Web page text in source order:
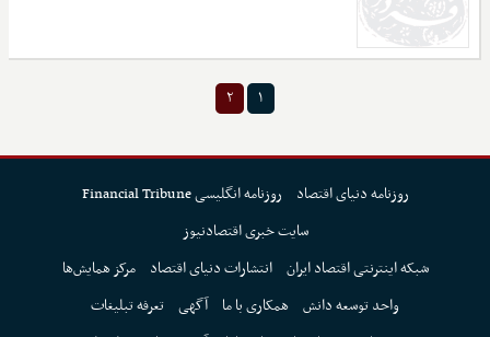
۱ ۲
روزنامه دنیای اقتصاد
روزنامه انگلیسی Financial Tribune
سایت خبری اقتصادنیوز
شبکه اینترنتی اقتصاد ایران انتشارات دنیای اقتصاد
مرکز همایش‌ها
واحد توسعه دانش همکاری با ما آگهی تعرفه تبلیغات